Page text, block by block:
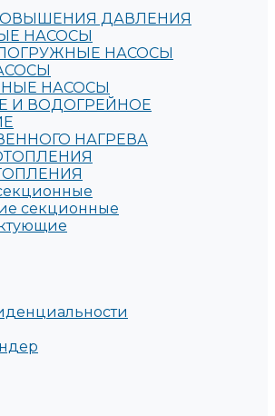
ДАВЛЕНИЯ
НАСОСЫ
НАСОСЫ
НАСОСЫ
И ВОДОГРЕЙНОЕ
НАГРЕВА
секционные